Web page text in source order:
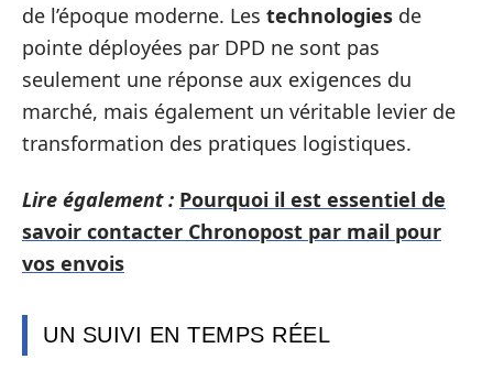
de l’époque moderne. Les technologies de
pointe déployées par DPD ne sont pas
seulement une réponse aux exigences du
marché, mais également un véritable levier de
transformation des pratiques logistiques.
Lire également : Pourquoi il est essentiel de
savoir contacter Chronopost par mail pour
vos envois
UN SUIVI EN TEMPS RÉEL